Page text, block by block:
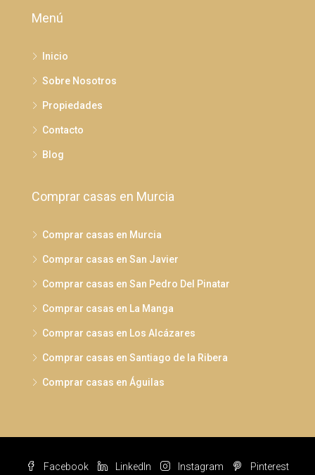
Menú
Inicio
Sobre Nosotros
Propiedades
Contacto
Blog
Comprar casas en Murcia
Comprar casas en Murcia
Comprar casas en San Javier
Comprar casas en San Pedro Del Pinatar
Comprar casas en La Manga
Comprar casas en Los Alcázares
Comprar casas en Santiago de la Ribera
Comprar casas en Águilas
Facebook LinkedIn Instagram Pinterest